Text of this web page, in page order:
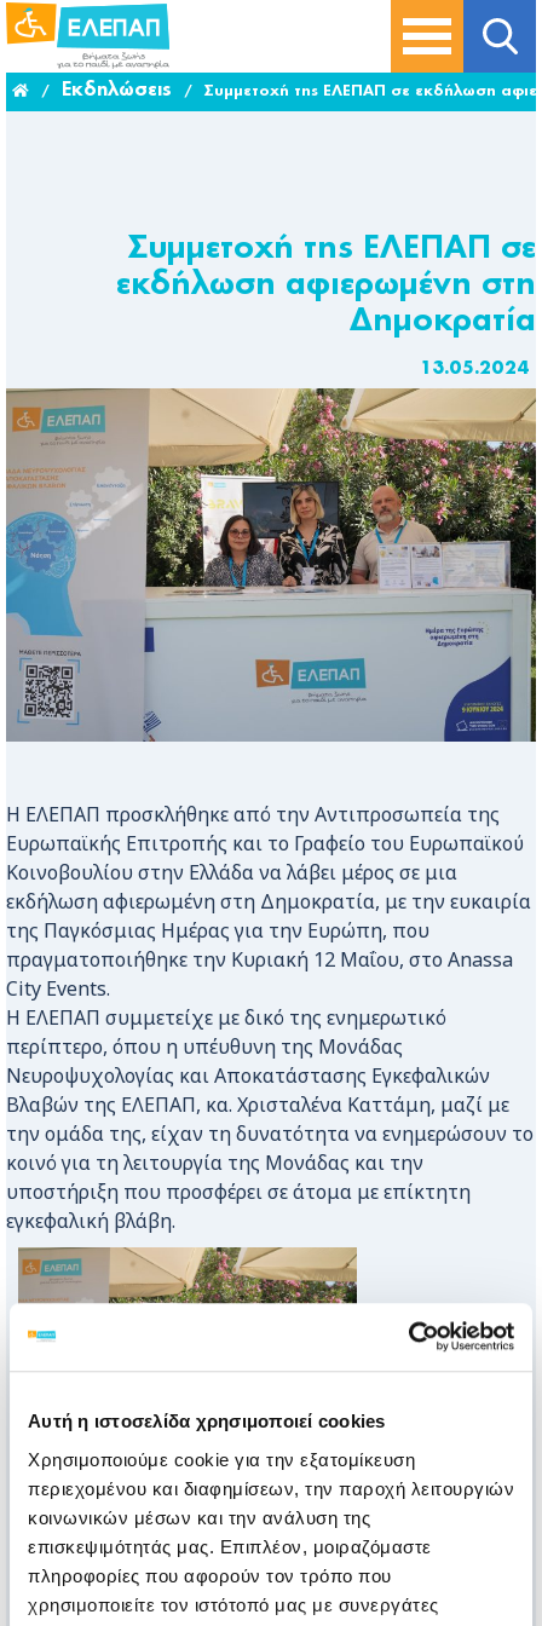
Αυτή η ιστοσελίδα χρησιμοποιεί cookies
Χρησιμοποιούμε cookie για την εξατομίκευση
περιεχομένου και διαφημίσεων, την παροχή λειτουργιών
κοινωνικών μέσων και την ανάλυση της
επισκεψιμότητάς μας. Επιπλέον, μοιραζόμαστε
πληροφορίες που αφορούν τον τρόπο που
χρησιμοποιείτε τον ιστότοπό μας με συνεργάτες
/ Εκδηλώσεις / Συμμετοχή της ΕΛΕΠΑΠ σε εκδήλωση
Συμμετοχή της ΕΛΕΠΑΠ σε
εκδήλωση αφιερωμένη στη
Δημοκρατία
13.05.2024
Η ΕΛΕΠΑΠ προσκλήθηκε από την Αντιπροσωπεία της
Ευρωπαϊκής Επιτροπής και το Γραφείο του Ευρωπαϊκού
Κοινοβουλίου στην Ελλάδα να λάβει μέρος σε μια
εκδήλωση αφιερωμένη στη Δημοκρατία, με την ευκαιρία
της Παγκόσμιας Ημέρας για την Ευρώπη, που
πραγματοποιήθηκε την Κυριακή 12 Μαΐου, στο Anassa
City Events.
Η ΕΛΕΠΑΠ συμμετείχε με δικό της ενημερωτικό
περίπτερο, όπου η υπέυθυνη της Μονάδας
Νευροψυχολογίας και Αποκατάστασης Εγκεφαλικών
Βλαβών της ΕΛΕΠΑΠ, κα. Χρισταλένα Καττάμη, μαζί με
την ομάδα της, είχαν τη δυνατότητα να ενημερώσουν το
κοινό για τη λειτουργία της Μονάδας και την
υποστήριξη που προσφέρει σε άτομα με επίκτητη
εγκεφαλική βλάβη.